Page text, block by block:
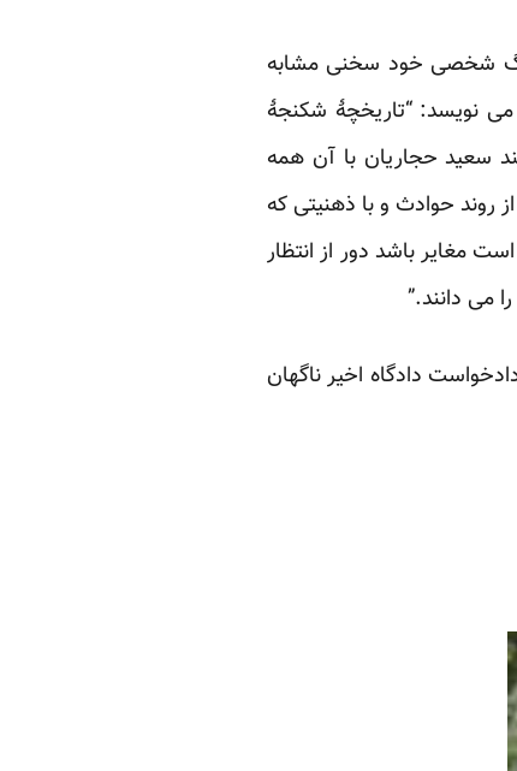
شخصی خود سخنی مشابه
نویسد: “تاریخچۀ شکنجۀ
سعید حجاریان با آن همه
روند حوادث و با ذهنیتی که
مغایر باشد دور از انتظار
می دانند.”
دادگاه اخیر ناگهان